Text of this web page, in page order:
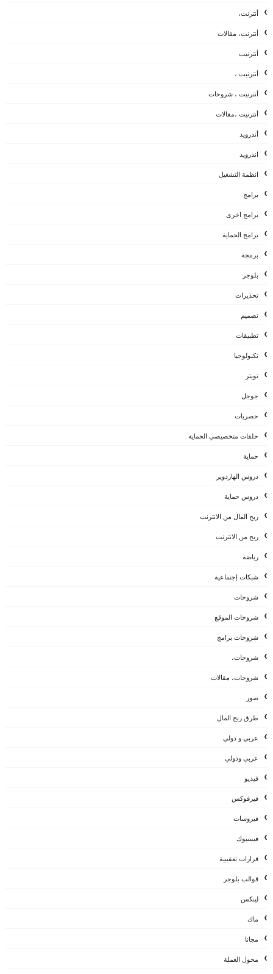
أنترنت،
أنترنت، مقالات
أنترنيت
أنترنيت ،
أنترنيت ، شروحات
أنترنيت ،مقالات
أندرويد
اندرويد
انظمة التشغيل
برامج
برامج اخرى
برامج الحماية
برمجة
بلوجر
تحذيرات
تصميم
تطبيقات
تكنولوجيا
تويتر
جوجل
حصريات
حلقات متخصيصي الحماية
حماية
دروس الهاردوير
دروس حماية
ربح المال من الانترنت
ربح من الانترنت
رياضة
شبكات إجتماعية
شروحات
شروحات الموقع
شروحات برامج
شروحات،
شروحات، مقالات
صور
طرق ربح المال
عربي و دولي
عربي ودولي
فيديو
فيرفوكس
فيروسات
فيسبوك
قرارات تعقيبية
قوالب بلوجر
لينكس
ماك
مجانا
محول العملة